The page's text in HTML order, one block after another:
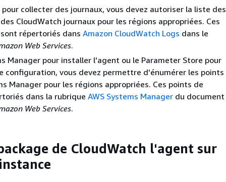
collecter des journaux, vous devez autoriser la liste des
CloudWatch journaux pour les régions appropriées. Ces
répertoriés dans Amazon CloudWatch Logs dans le
Web Services.
Manager pour installer l'agent ou le Parameter Store pour
configuration, vous devez permettre d'énumérer les points
Manager pour les régions appropriées. Ces points de
dans la rubrique AWS Systems Manager du document
Web Services.
de CloudWatch l'agent sur